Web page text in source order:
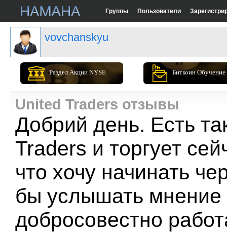
Группы Пользователи
vovchanskyu
Раздел Акции NYSE Биткоин Обучение
United Traders отзывы
Добрий день. Есть
Traders и торгует
что хочу начинать
бы услышать мнение
добросовестно